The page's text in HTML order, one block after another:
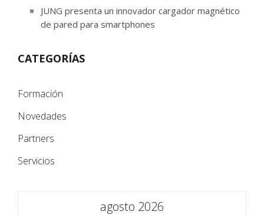
JUNG presenta un innovador cargador magnético
de pared para smartphones
CATEGORÍAS
Formación
Novedades
Partners
Servicios
agosto 2026